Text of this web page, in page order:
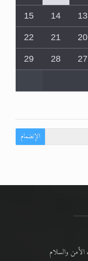
13
14
15
20
21
22
27
28
29
الإنضمام
والسلام